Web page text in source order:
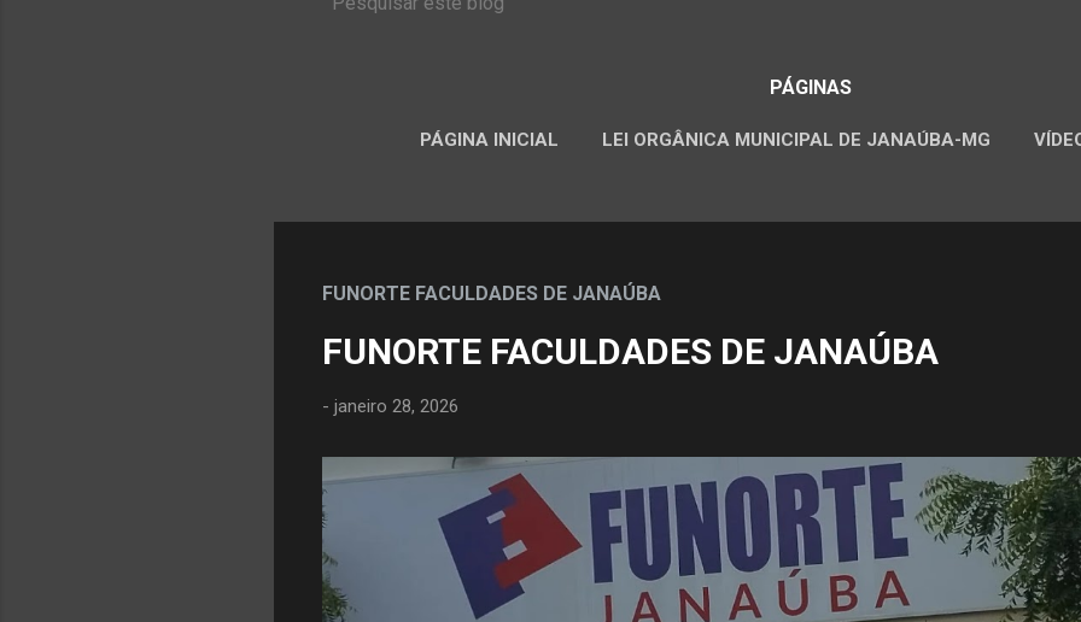
PÁGINAS
PÁGINA INICIAL LEI ORGÂNICA MUNICIPAL DE JANAÚBA-MG
FUNORTE FACULDADES DE JANAÚBA
FUNORTE FACULDADES DE JANAÚBA
- janeiro 28, 2026